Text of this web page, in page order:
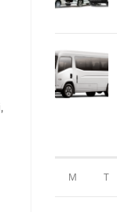
M T